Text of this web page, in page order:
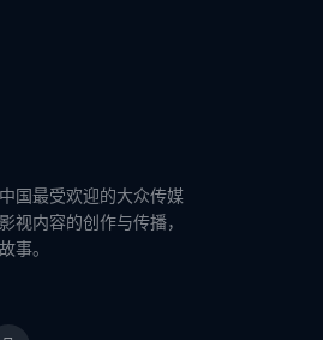
国最受欢迎的大众传媒
视内容的创作与传播，
事。